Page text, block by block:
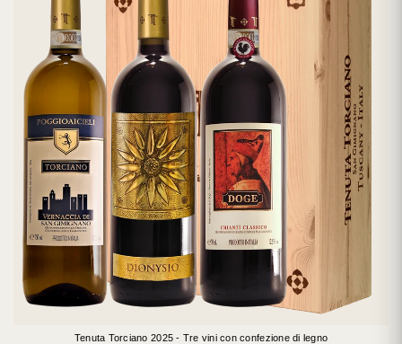
Tenuta Torciano 2025 - Tre vini con confezione di legno